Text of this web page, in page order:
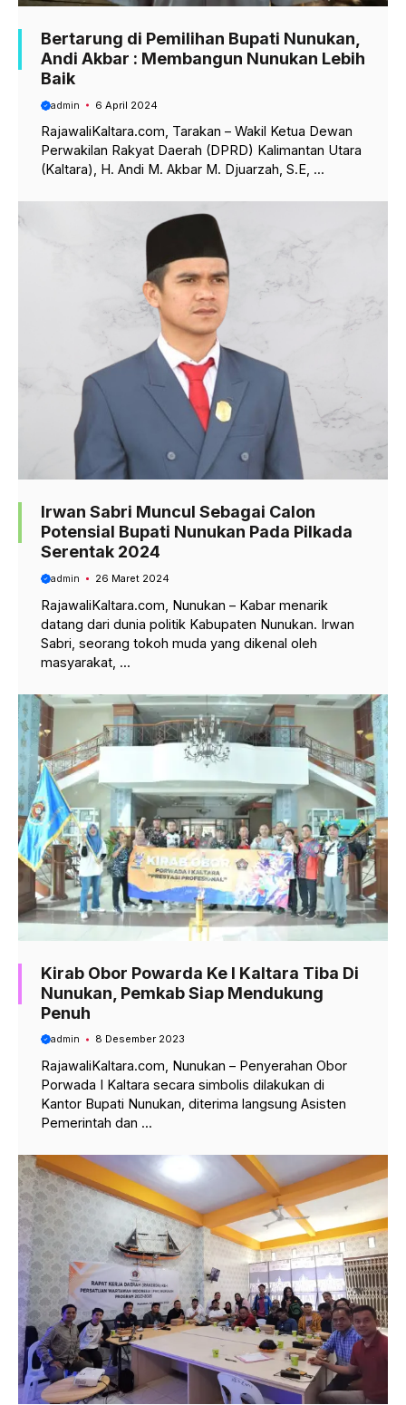
Bertarung di Pemilihan Bupati Nunukan,
Andi Akbar : Membangun Nunukan Lebih
Baik
admin 6 April 2024
RajawaliKaltara.com, Tarakan – Wakil Ketua Dewan
Perwakilan Rakyat Daerah (DPRD) Kalimantan Utara
(Kaltara), H. Andi M. Akbar M. Djuarzah, S.E, ...
Irwan Sabri Muncul Sebagai Calon
Potensial Bupati Nunukan Pada Pilkada
Serentak 2024
admin 26 Maret 2024
RajawaliKaltara.com, Nunukan – Kabar menarik
datang dari dunia politik Kabupaten Nunukan. Irwan
Sabri, seorang tokoh muda yang dikenal oleh
masyarakat, ...
Kirab Obor Powarda Ke I Kaltara Tiba Di
Nunukan, Pemkab Siap Mendukung
Penuh
admin 8 Desember 2023
RajawaliKaltara.com, Nunukan – Penyerahan Obor
Porwada I Kaltara secara simbolis dilakukan di
Kantor Bupati Nunukan, diterima langsung Asisten
Pemerintah dan ...